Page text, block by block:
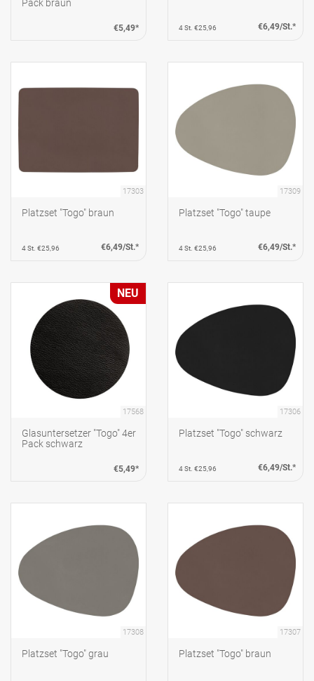
Pack braun
€5,49* 4 St. €25,96 €6,49/St.*
17303
Platzset "Togo" braun
4 St. €25,96 €6,49/St.*
17309
Platzset "Togo" taupe
4 St. €25,96 €6,49/St.*
17568
Glasuntersetzer "Togo" 4er
Pack schwarz
€5,49*
NEU
17306
Platzset "Togo" schwarz
4 St. €25,96 €6,49/St.*
17308
Platzset "Togo" grau
17307
Platzset "Togo" braun